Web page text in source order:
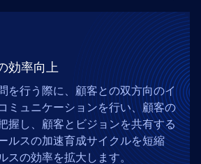
効率向上
を行う際に、顧客との双方向のイ
ミュニケーションを行い、顧客の
握し、顧客とビジョンを共有する
ルスの加速育成サイクルを短縮
スの効率を拡大します。